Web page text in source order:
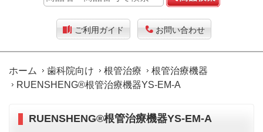
ご利用ガイド お問い合わせ
ホーム 歯科院向け 根管治療
根管治療機器
RUENSHENG®根管治療機器YS-EM-A
RUENSHENG®根管治療機器YS-EM-A